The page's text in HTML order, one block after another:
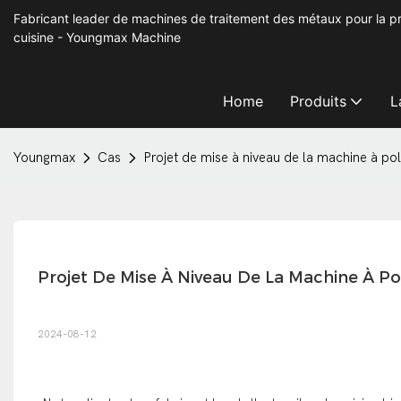
Fabricant leader de machines de traitement des métaux pour la
cuisine - Youngmax Machine
Home Produits
Youngmax Cas Projet de mise à niveau de la machine à
Projet De Mise À Niveau De La Machine À
2024-08-12